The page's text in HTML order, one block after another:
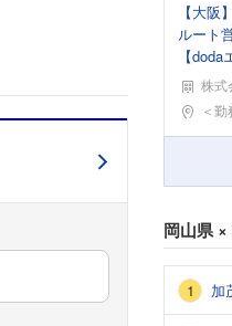
【大
ルート
【
株式
勤務地＜勤
岡山県×
加